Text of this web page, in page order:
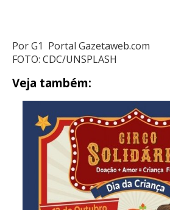
Por G1 Portal Gazetaweb.com
FOTO: CDC/UNSPLASH
Veja também: